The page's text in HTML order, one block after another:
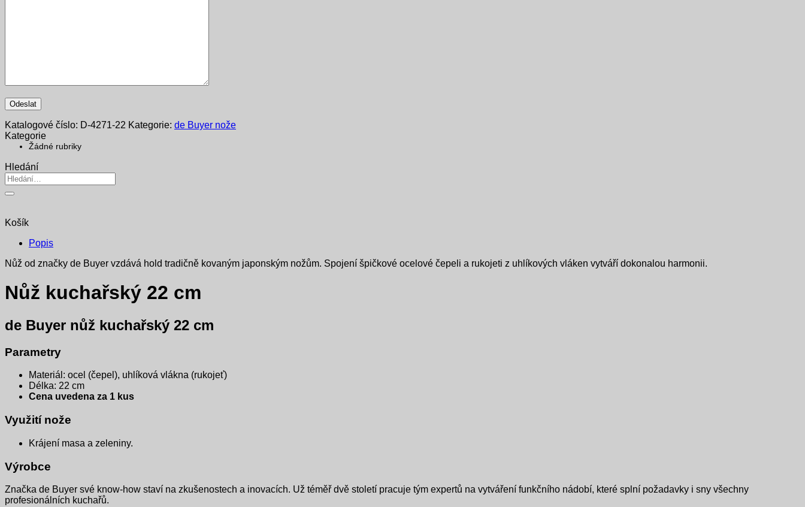
Katalogové číslo: D-4271-22 Kategorie: de Buyer nože
Kategorie
Žádné rubriky
Hledání
Hledat:
Košík
Popis
Nůž od značky de Buyer vzdává hold tradičně kovaným japonským nožům. Spojení špičkové ocelové čepeli a rukojeti z uhlíkových vláken vytváří dokonalou harmonii.
Nůž kuchařský 22 cm
de Buyer nůž kuchařský 22 cm
Parametry
Materiál: ocel (čepel), uhlíková vlákna (rukojeť)
Délka: 22 cm
Cena uvedena za 1 kus
Využití nože
Krájení masa a zeleniny.
Výrobce
Značka de Buyer své know-how staví na zkušenostech a inovacích. Už téměř dvě století pracuje tým expertů na vytváření funkčního nádobí, které splní požadavky i sny všechny
profesionálních kuchařů.